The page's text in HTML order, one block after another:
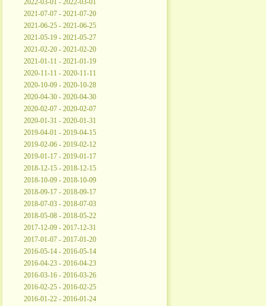
2022-03-01 - 2022-03-01
2021-07-07 - 2021-07-20
2021-06-25 - 2021-06-25
2021-05-19 - 2021-05-27
2021-02-20 - 2021-02-20
2021-01-11 - 2021-01-19
2020-11-11 - 2020-11-11
2020-10-09 - 2020-10-28
2020-04-30 - 2020-04-30
2020-02-07 - 2020-02-07
2020-01-31 - 2020-01-31
2019-04-01 - 2019-04-15
2019-02-06 - 2019-02-12
2019-01-17 - 2019-01-17
2018-12-15 - 2018-12-15
2018-10-09 - 2018-10-09
2018-09-17 - 2018-09-17
2018-07-03 - 2018-07-03
2018-05-08 - 2018-05-22
2017-12-09 - 2017-12-31
2017-01-07 - 2017-01-20
2016-05-14 - 2016-05-14
2016-04-23 - 2016-04-23
2016-03-16 - 2016-03-26
2016-02-25 - 2016-02-25
2016-01-22 - 2016-01-24